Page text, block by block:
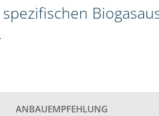
ANBAUEMPFEHLUNG